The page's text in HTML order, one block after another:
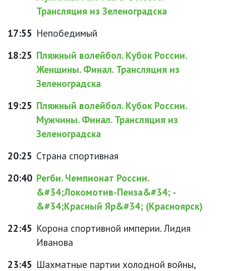
Трансляция из Зеленоградска
17:55 Непобедимый
18:25 Пляжный волейбол. Кубок России.
Женщины. Финал. Трансляция из
Зеленоградска
19:25 Пляжный волейбол. Кубок России.
Мужчины. Финал. Трансляция из
Зеленоградска
20:25 Страна спортивная
20:40 Регби. Чемпионат России.
&#34;Локомотив-Пенза&#34; -
&#34;Красный Яр&#34; (Красноярск)
22:45 Корона спортивной империи. Лидия
Иванова
23:45 Шахматные партии холодной войны,